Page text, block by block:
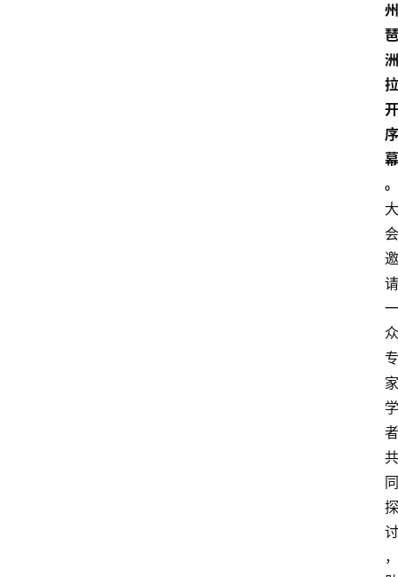
州
琶
洲
拉
开
序
幕
。
大
会
邀
请
一
众
专
家
学
者
共
同
探
讨
，